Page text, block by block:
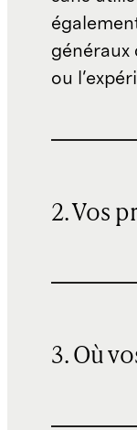
généraux
ou
2. Vos
3. Où